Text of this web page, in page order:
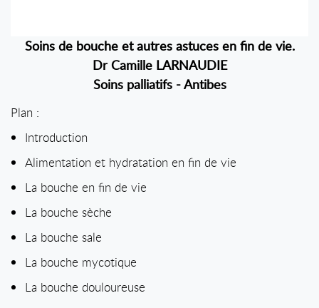
Soins de bouche et autres astuces en fin de vie.
Dr Camille LARNAUDIE
Soins palliatifs - Antibes
Plan :
Introduction
Alimentation et hydratation en fin de vie
La bouche en fin de vie
La bouche sèche
La bouche sale
La bouche mycotique
La bouche douloureuse